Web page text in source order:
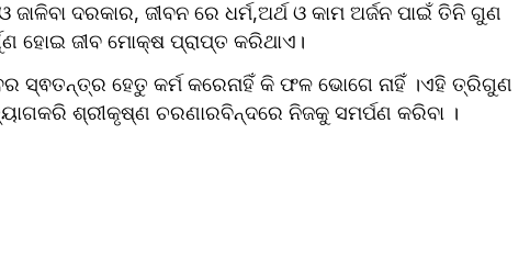
ଦରକାର, ଜୀବନ ରେ ଧର୍ମ,ଅର୍ଥ ଓ କାମ ଅର୍ଜନ ପାଇଁ ତିନି ଗୁଣ
ହୋଇ ଜୀବ ମୋକ୍ଷ ପ୍ରାପ୍ତ କରିଥାଏ।
ସ୍ଵତନ୍ତ୍ର ହେତୁ କର୍ମ କରେନାହିଁ କି ଫଳ ଭୋଗେ ନାହିଁ ।ଏହି ତ୍ରିଗୁଣ
ଶ୍ରୀକୃଷ୍ଣ ଚରଣାରବିନ୍ଦରେ ନିଜକୁ ସମର୍ପଣ କରିବା ।